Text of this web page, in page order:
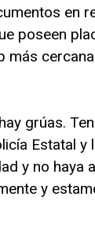
en
poseen
más
grúas.
Estatal y
y no haya
y